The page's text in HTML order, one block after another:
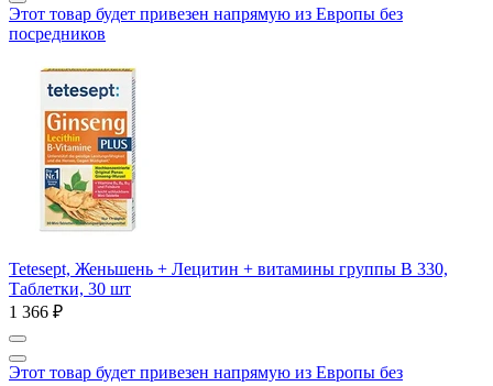
Этот товар будет привезен напрямую из Европы без
посредников
Tetesept, Женьшень + Лецитин + витамины группы В 330,
Таблетки, 30 шт
1 366 ₽
Этот товар будет привезен напрямую из Европы без